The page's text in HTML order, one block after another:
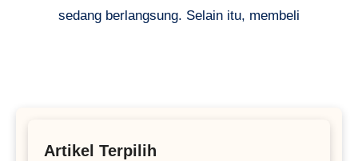
sedang berlangsung. Selain itu, membeli
Artikel Terpilih